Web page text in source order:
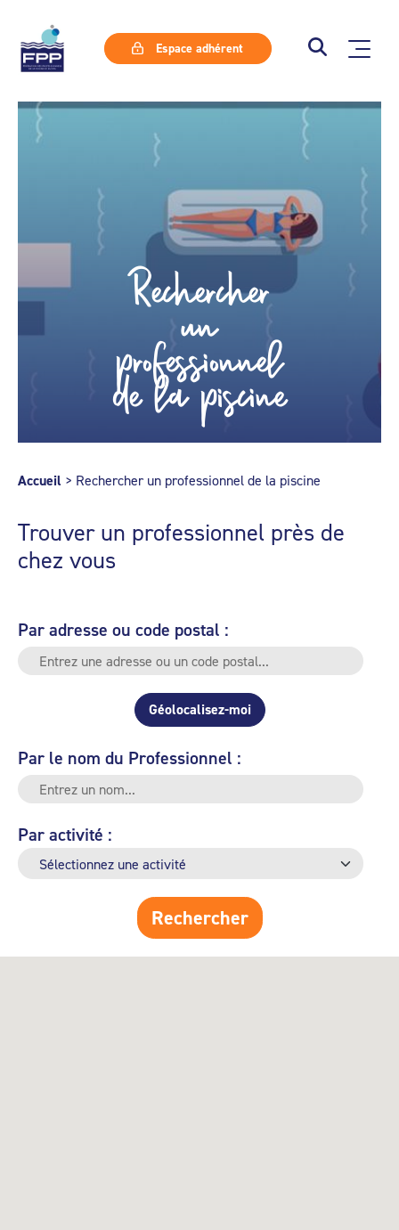
Espace adhérent
Rechercher
un
professionnel
de la piscine
Accueil > Rechercher un professionnel de la piscine
Trouver un professionnel près de
chez vous
Par adresse ou code postal :
Géolocalisez-moi
Par le nom du Professionnel :
Par activité :